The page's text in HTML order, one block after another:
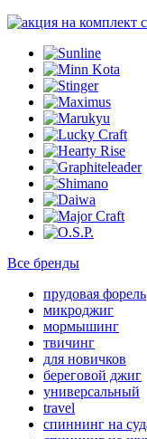
Все бренды
прудовая форель
микроджиг
мормышинг
твичинг
для новичков
береговой джиг
универсальный
travel
спиннинг на